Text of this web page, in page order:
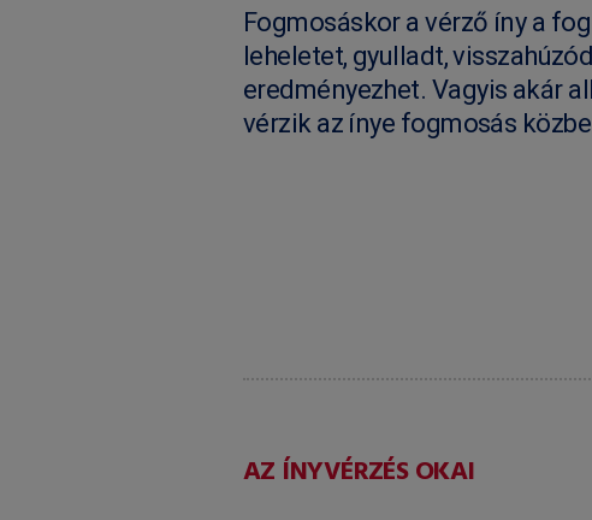
Fogmosáskor a vérző íny a
leheletet, gyulladt,
eredményezhet. Vagyis akár
vérzik az ínye fogmosás
AZ ÍNYVÉRZÉS OKAI